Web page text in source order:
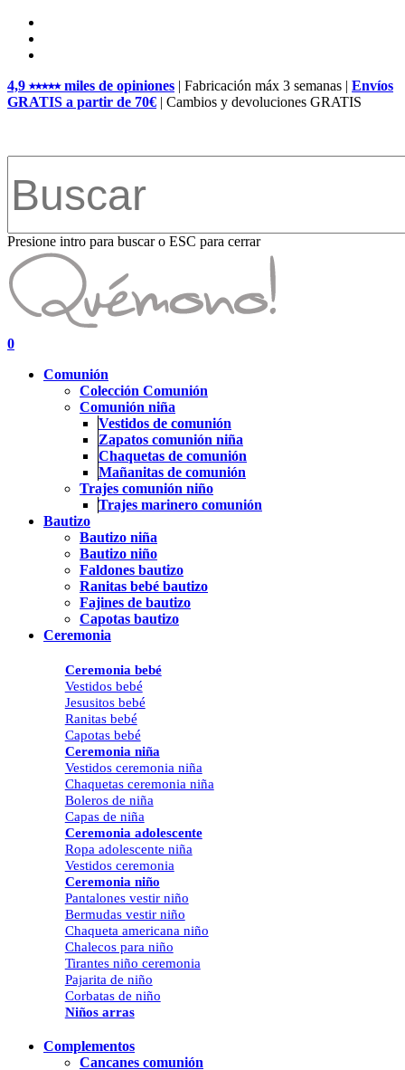
Skip
main
4,9 ⭑⭑⭑⭑⭑ miles de opiniones | Fabricación máx 3 semanas | Envíos
GRATIS a partir de 70€ | Cambios y devoluciones GRATIS
Presione intro para buscar o ESC para cerrar
Close
Search
search
account
0
Comunión
Colección Comunión
Comunión niña
Vestidos de comunión
Zapatos comunión niña
Chaquetas de comunión
Mañanitas de comunión
Trajes comunión niño
Trajes marinero comunión
Bautizo
Bautizo niña
Bautizo niño
Faldones bautizo
Ranitas bebé bautizo
Fajines de bautizo
Capotas bautizo
Ceremonia
Ceremonia bebé
Vestidos bebé
Jesusitos bebé
Ranitas bebé
Capotas bebé
Ceremonia niña
Vestidos ceremonia niña
Chaquetas ceremonia niña
Boleros de niña
Capas de niña
Ceremonia adolescente
Ropa adolescente niña
Vestidos ceremonia
Ceremonia niño
Pantalones vestir niño
Bermudas vestir niño
Chaqueta americana niño
Chalecos para niño
Tirantes niño ceremonia
Pajarita de niño
Corbatas de niño
Niños arras
Complementos
Cancanes comunión